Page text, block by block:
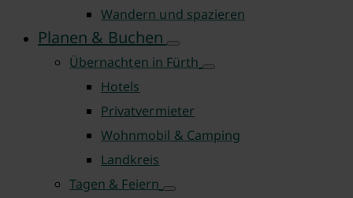
Wandern und spazieren
Planen & Buchen
Übernachten in Fürth
Hotels
Privatvermieter
Wohnmobil & Camping
Landkreis
Tagen & Feiern